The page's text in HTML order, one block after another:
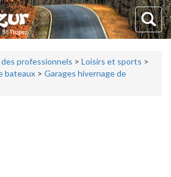
professionnels > Loisirs et sports >
bateaux > Garages hivernage de